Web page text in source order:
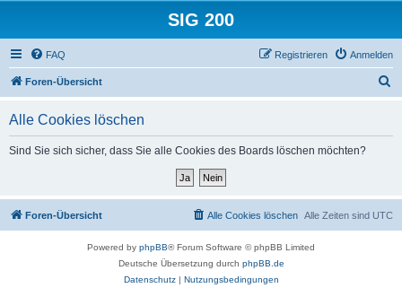
SIG 200
FAQ Anmelden
Registrieren
Foren-Übersicht
Alle Cookies löschen
Sind Sie sich sicher, dass Sie alle Cookies des Boards löschen möchten?
Foren-Übersicht Alle Zeiten sind UTC
Alle Cookies löschen
Powered by phpBB® Forum Software © phpBB Limited
Deutsche Übersetzung durch phpBB.de
Datenschutz| Nutzungsbedingungen